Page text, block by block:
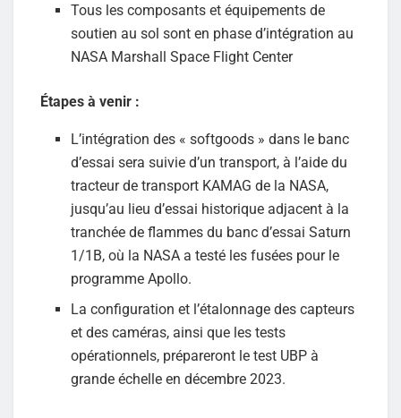
Tous les composants et équipements de
soutien au sol sont en phase d’intégration au
NASA Marshall Space Flight Center
Étapes à venir :
L’intégration des « softgoods » dans le banc
d’essai sera suivie d’un transport, à l’aide du
tracteur de transport KAMAG de la NASA,
jusqu’au lieu d’essai historique adjacent à la
tranchée de flammes du banc d’essai Saturn
1/1B, où la NASA a testé les fusées pour le
programme Apollo.
La configuration et l’étalonnage des capteurs
et des caméras, ainsi que les tests
opérationnels, prépareront le test UBP à
grande échelle en décembre 2023.